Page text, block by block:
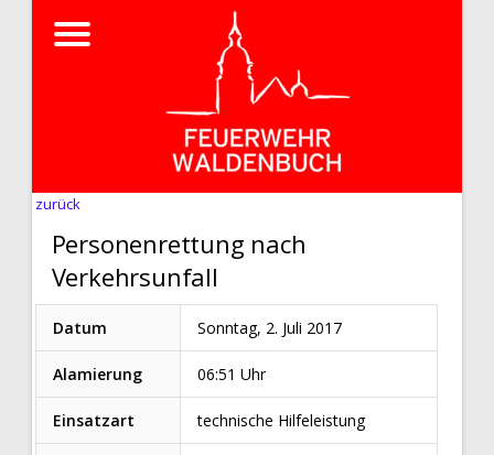
zurück
Personenrettung nach
Verkehrsunfall
Datum Sonntag, 2. Juli 2017
Alamierung 06:51 Uhr
Einsatzart technische Hilfeleistung